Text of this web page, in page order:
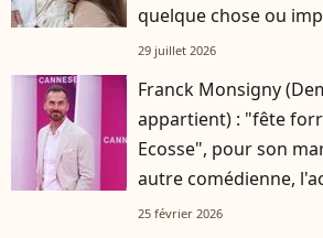
quelque chose ou
chose…”
29 juillet 2026
Franck Monsigny
appartient) : "fête
Ecosse", pour son
autre comédienne,
choses en grand
25 février 2026